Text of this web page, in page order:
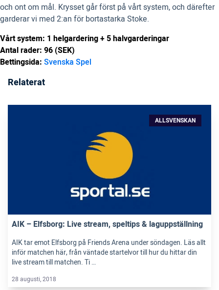
och ont om mål. Krysset går först på vårt system, och därefter
garderar vi med 2:an för bortastarka Stoke.
Vårt system: 1 helgardering + 5 halvgarderingar
Antal rader: 96 (SEK)
Bettingsida: Svenska Spel
Relaterat
ALLSVENSKAN
AIK – Elfsborg: Live stream, speltips & laguppställning
AIK tar emot Elfsborg på Friends Arena under söndagen. Läs allt
inför matchen här, från väntade startelvor till hur du hittar din
live stream till matchen. Ti …
28 augusti, 2018